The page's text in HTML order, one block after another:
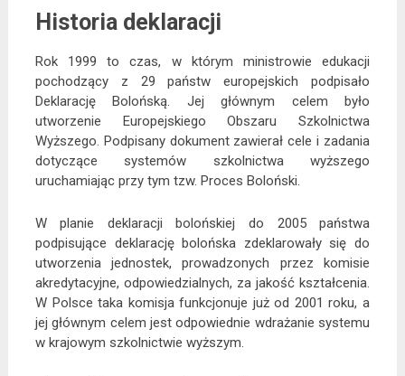
Historia deklaracji
Rok 1999 to czas, w którym ministrowie edukacji
pochodzący z 29 państw europejskich podpisało
Deklarację Bolońską. Jej głównym celem było
utworzenie Europejskiego Obszaru Szkolnictwa
Wyższego. Podpisany dokument zawierał cele i zadania
dotyczące systemów szkolnictwa wyższego
uruchamiając przy tym tzw. Proces Boloński.
W planie deklaracji bolońskiej do 2005 państwa
podpisujące deklarację bolońska zdeklarowały się do
utworzenia jednostek, prowadzonych przez komisie
akredytacyjne, odpowiedzialnych, za jakość kształcenia.
W Polsce taka komisja funkcjonuje już od 2001 roku, a
jej głównym celem jest odpowiednie wdrażanie systemu
w krajowym szkolnictwie wyższym.